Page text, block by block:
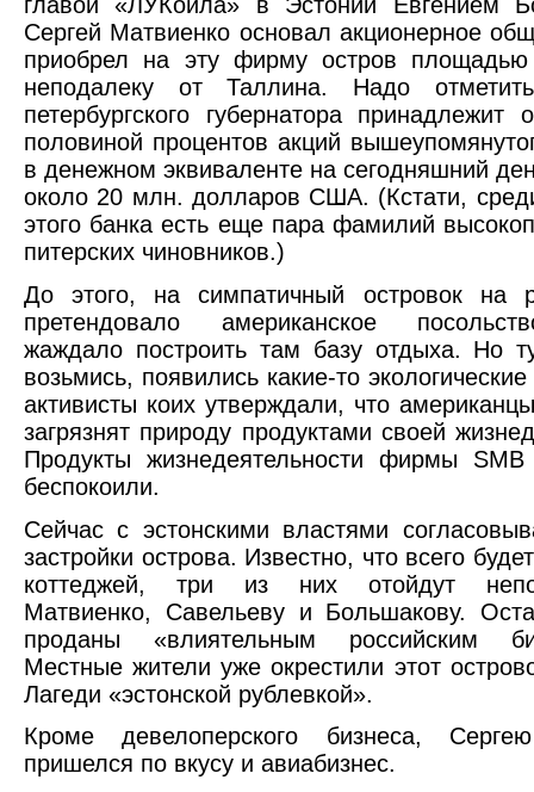
Сергей Матвиенко основал акционерное
приобрел на эту фирму остров площадью
неподалеку от Таллина. Надо
петербургского губернатора принадлежит
половиной процентов акций
в денежном эквиваленте на сегодняшний
около 20 млн. долларов США. (Кстати,
этого банка есть еще пара фамилий
питерских чиновников.)
До этого, на симпатичный островок на
претендовало американское
жаждало построить там базу отдыха. Но
возьмись, появились какие-то
активисты коих утверждали, что
загрязнят природу продуктами своей
Продукты жизнедеятельности фирмы SMB
беспокоили.
Сейчас с эстонскими властями
застройки острова. Известно, что всего
коттеджей, три из них отойдут
Матвиенко, Савельеву и Большакову.
проданы «влиятельным российским
Местные жители уже окрестили этот
Лагеди «эстонской рублевкой».
Кроме девелоперского бизнеса,
пришелся по вкусу и авиабизнес.